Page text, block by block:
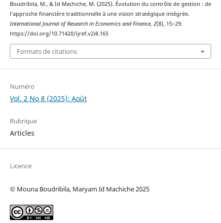
Boudribila, M., & Id Machiche, M. (2025). Évolution du contrôle de gestion : de
l’approche financière traditionnelle à une vision stratégique intégrée.
International Journal of Research in Economics and Finance, 2(8), 15–29.
https://doi.org/10.71420/ijref.v2i8.165
Formats de citations
Numéro
Vol. 2 No 8 (2025): Août
Rubrique
Articles
Licence
© Mouna Boudribila, Maryam Id Machiche 2025